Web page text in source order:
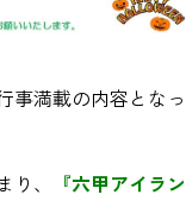
事満載の内容となっ
、
『六甲アイラン